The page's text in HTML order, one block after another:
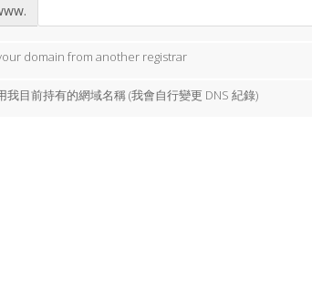
domain from another registrar
我目前持有的網域名稱 (我會自行變更 DNS 紀錄)